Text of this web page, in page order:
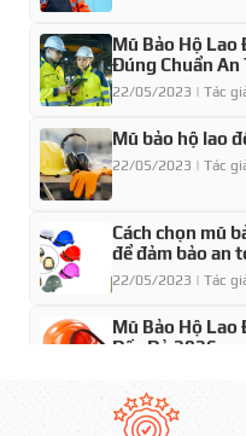
Mũ Bảo Hộ Lao
Đúng Chuẩn An
22/05/2023 | Tác
Mũ bảo hộ lao
22/05/2023 | Tác
Cách chọn mũ
để đảm bảo an
22/05/2023 | Tác
Mũ Bảo Hộ Lao
Đầy Đủ 2026
Mũ Bảo hộ lao